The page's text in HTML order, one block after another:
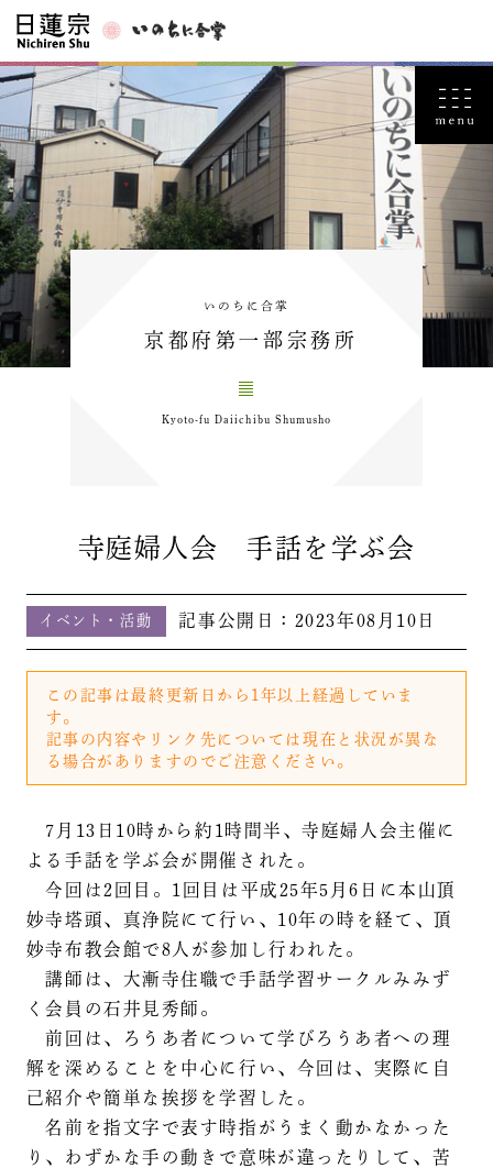
いのちに合掌
京都府第一部宗務所
Kyoto-fu Daiichibu Shumusho
寺庭婦人会 手話を学ぶ会
イベント・活動 記事公開日： 2023年08月10日
この記事は最終更新日から1年以上経過していま
す。
記事の内容やリンク先については現在と状況が異な
る場合がありますのでご注意ください。
7月13日10時から約1時間半、寺庭婦人会主催に
よる手話を学ぶ会が開催された。
今回は2回目。1回目は平成25年5月6日に本山頂
妙寺塔頭、真浄院にて行い、10年の時を経て、頂
妙寺布教会館で8人が参加し行われた。
講師は、大漸寺住職で手話学習サークルみみず
く会員の石井見秀師。
前回は、ろうあ者について学びろうあ者への理
解を深めることを中心に行い、今回は、実際に自
己紹介や簡単な挨拶を学習した。
名前を指文字で表す時指がうまく動かなかった
り、わずかな手の動きで意味が違ったりして、苦